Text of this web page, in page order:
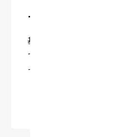
マニュアルページ
基本操作から設定までを丁
てプリザンターを使いこな
す。